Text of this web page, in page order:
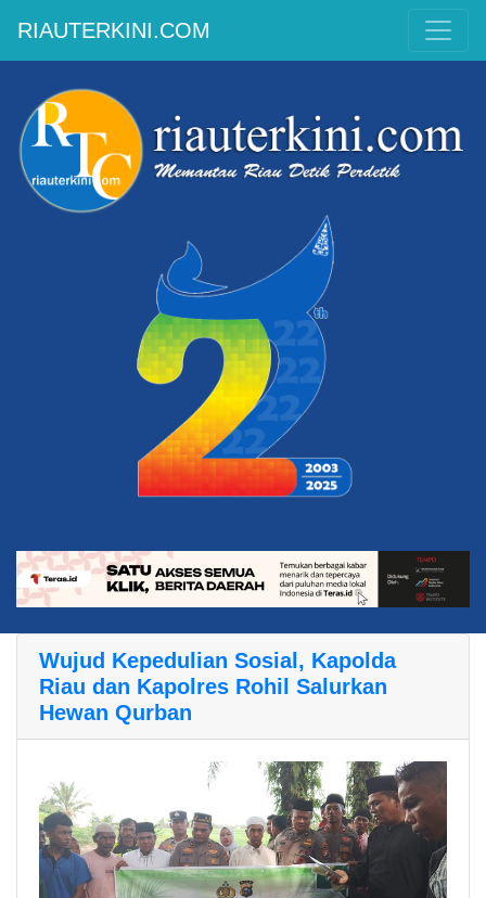
RIAUTERKINI.COM
Wujud Kepedulian Sosial, Kapolda
Riau dan Kapolres Rohil Salurkan
Hewan Qurban